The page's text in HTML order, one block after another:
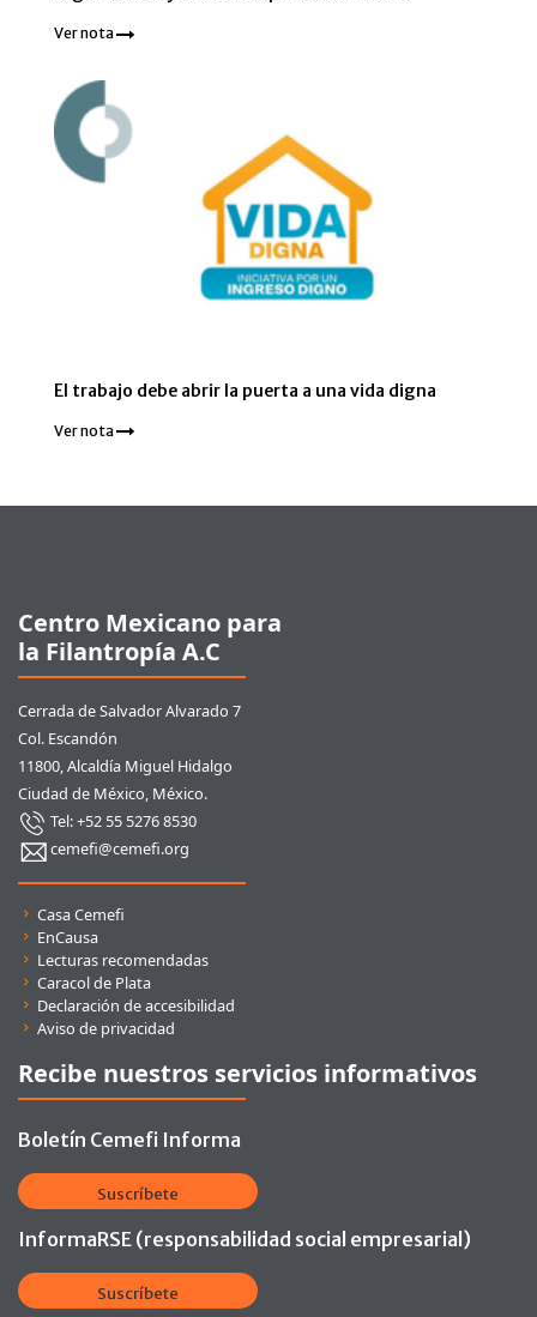
Ver nota
El trabajo debe abrir la puerta a una vida digna
Ver nota
Centro Mexicano para
la Filantropía A.C
Cerrada de Salvador Alvarado 7
Col. Escandón
11800, Alcaldía Miguel Hidalgo
Ciudad de México, México.
Tel: +52 55 5276 8530
cemefi@cemefi.org
Casa Cemefi
EnCausa
Lecturas recomendadas
Caracol de Plata
Declaración de accesibilidad
Aviso de privacidad
Recibe nuestros servicios informativos
Boletín Cemefi Informa
Suscríbete
InformaRSE (responsabilidad social empresarial)
Suscríbete